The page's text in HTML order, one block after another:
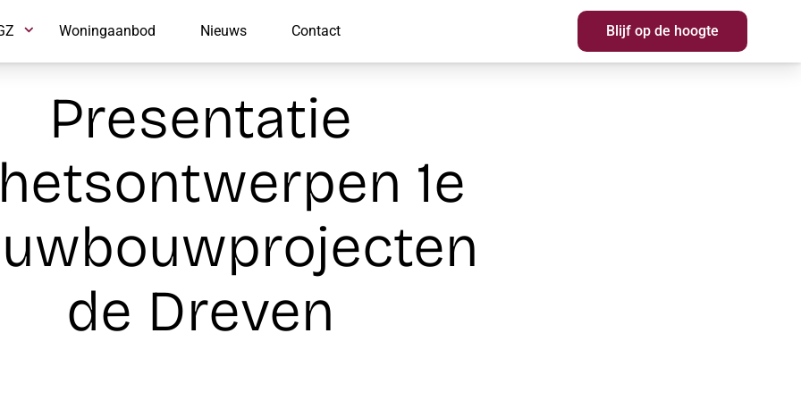
Woningaanbod Nieuws Contact Blijf op de hoogte
Presentatie
1e
de Dreven
Woningaanbod Nieuws Contact Blijf op de hoogte